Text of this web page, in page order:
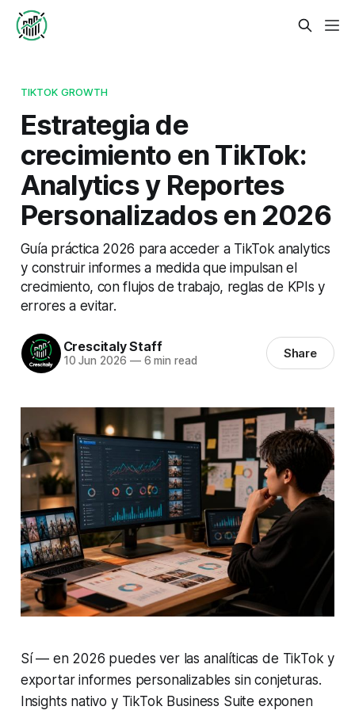
TIKTOK GROWTH
Estrategia de
crecimiento en TikTok:
Analytics y Reportes
Personalizados en 2026
Guía práctica 2026 para acceder a TikTok analytics
y construir informes a medida que impulsan el
crecimiento, con flujos de trabajo, reglas de KPIs y
errores a evitar.
Crescitaly Staff
10 Jun 2026 —6 min read Share
Sí — en 2026 puedes ver las analíticas de TikTok y
exportar informes personalizables sin conjeturas.
Insights nativo y TikTok Business Suite exponen